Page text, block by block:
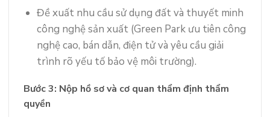
Đề xuất nhu cầu sử dụng đất và thuyết minh
công nghệ sản xuất (Green Park ưu tiên công
nghệ cao, bán dẫn, điện tử và yêu cầu giải
trình rõ yếu tố bảo vệ môi trường).
Bước 3: Nộp hồ sơ và cơ quan thẩm định thẩm
quyền